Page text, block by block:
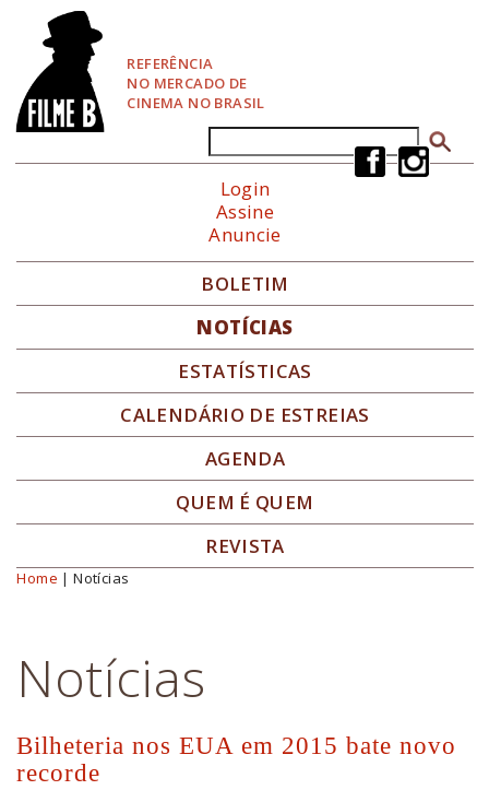
REFERÊNCIA
NO MERCADO DE
CINEMA NO BRASIL
Formulário de busca
Login
Assine
Anuncie
BOLETIM
NOTÍCIAS
ESTATÍSTICAS
CALENDÁRIO DE ESTREIAS
AGENDA
QUEM É QUEM
REVISTA
Você está aqui
Home | Notícias
Notícias
Bilheteria nos EUA em 2015 bate novo
recorde